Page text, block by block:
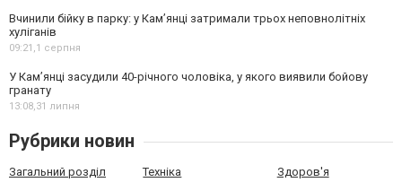
Вчинили бійку в парку: у Кам’янці затримали трьох неповнолітніх
хуліганів
09:21,1 серпня
У Камʼянці засудили 40-річного чоловіка, у якого виявили бойову
гранату
13:08,31 липня
Рубрики новин
Загальний розділ Техніка Здоров'я